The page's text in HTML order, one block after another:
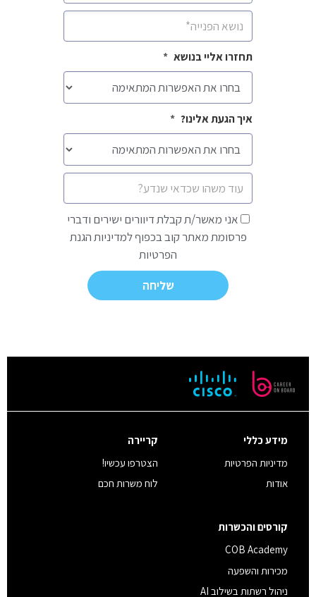
תחזרו אליי בנושא *
איך הגעת אלינו? *
אני
מאשר/ת
ישירים
קוב
בכפוף
למדיניות
אני מאשר/ת קבלת דיוורים ישירים ודברי
פרסומת מאתר קוב בכפוף למדיניות הגנת
הפרטיות
מידע כללי
מדיניות הפרטיות
אודות
קריירה
הצטרפו עכשיו!
לוח משרות חכם
קורסים והכשרות
COB Academy
מכירות והשפעה
ניהול רשתות בשילוב AI